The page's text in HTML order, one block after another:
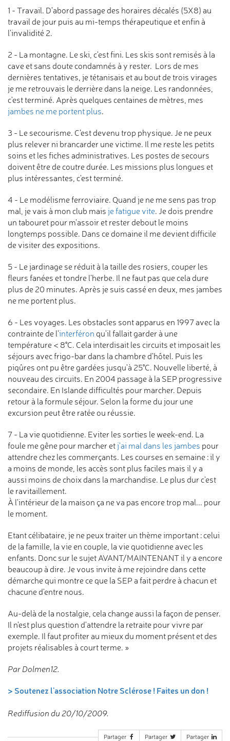
1 - Travail. D'abord passage des horaires décalés (5X8) au
travail de jour puis au mi-temps thérapeutique et enfin à
l'invalidité 2.
2 - La montagne. Le ski, c'est fini. Les skis sont remisés à la
cave et sans doute condamnés à y rester. Lors de mes
dernières tentatives, je tétanisais et au bout de trois virages
je me retrouvais le derrière dans la neige. Les randonnées,
c'est terminé. Après quelques centaines de mètres, mes
jambes ne me portent plus.
3 - Le secourisme. C'est devenu trop physique. Je ne peux
plus relever ni brancarder une victime. Il me reste les petits
soins et les fiches administratives. Les postes de secours
doivent être de coutre durée. Les missions plus longues et
plus intéressantes, c'est terminé.
4 - Le modélisme ferroviaire. Quand je ne me sens pas trop
mal, je vais à mon club mais je fatigue vite. Je dois prendre
un tabouret pour m'assoir et rester debout le moins
longtemps possible. Dans ce domaine il me devient difficile
de visiter des expositions.
5 - Le jardinage se réduit à la taille des rosiers, couper les
fleurs fanées et tondre l'herbe. Il ne faut pas que cela dure
plus de 20 minutes. Après je suis cassé en deux, mes jambes
ne me portent plus.
6 - Les voyages. Les obstacles sont apparus en 1997 avec la
contrainte de l'interféron qu'il fallait garder à une
température < 8°C. Cela interdisait les circuits et imposait les
séjours avec frigo-bar dans la chambre d'hôtel. Puis les
piqûres ont pu être gardées jusqu'à 25°C. Nouvelle liberté, à
nouveau des circuits. En 2004 passage à la SEP progressive
secondaire. En Islande difficultés pour marcher. Depuis
retour à la formule séjour. Selon la forme du jour une
excursion peut être ratée ou réussie.
7 - La vie quotidienne. Eviter les sorties le week-end. La
foule me gêne pour marcher etj'ai mal dans les jambes pour
attendre chez les commerçants. Les courses en semaine : il y
a moins de monde, les accès sont plus faciles mais il y a
aussi moins de choix dans la marchandise. Le plus dur c'est
le ravitaillement.
À l'intérieur de la maison ça ne va pas encore trop mal... pour
le moment.
Etant célibataire, je ne peux traiter un thème important : celui
de la famille, la vie en couple, la vie quotidienne avec les
enfants. Donc sur le sujet AVANT/MAINTENANT il y a encore
beaucoup à dire. Je vous invite à me rejoindre dans cette
démarche qui montre ce que la SEP a fait perdre à chacun et
chacune d'entre nous.
Au-delà de la nostalgie, cela change aussi la façon de penser.
Il n'est plus question d'attendre la retraite pour vivre par
exemple. Il faut profiter au mieux du moment présent et des
projets réalisables à court terme. »
Par Dolmen12.
> Soutenez l'association Notre Sclérose ! Faites un don !
Rediffusion du 20/10/2009.
Partager Partager Partager